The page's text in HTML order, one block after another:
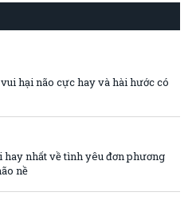
hại não cực hay và hài hước có
hay nhất về tình yêu đơn phương
nề